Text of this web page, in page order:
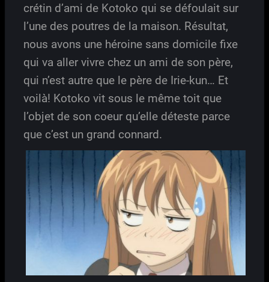
crétin d’ami de Kotoko qui se défoulait sur
l’une des poutres de la maison. Résultat,
nous avons une héroine sans domicile fixe
qui va aller vivre chez un ami de son père,
qui n’est autre que le père de Irie-kun… Et
voilà! Kotoko vit sous le même toit que
l’objet de son coeur qu’elle déteste parce
que c’est un grand connard.